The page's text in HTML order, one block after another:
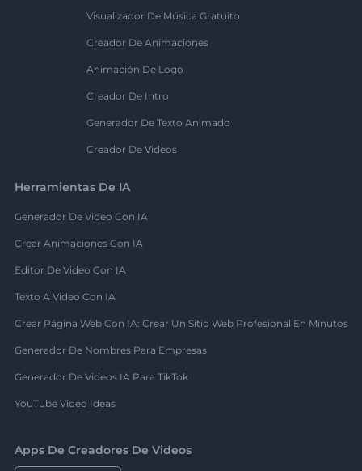
Visualizador De Música Gratuito
Creador De Animaciones
Animación De Logo
Creador De Intro
Generador De Texto Animado
Creador De Videos
Herramientas De IA
Generador De Video Con IA
Crear Animaciones Con IA
Editor De Video Con IA
Texto A Video Con IA
Crear Página Web Con IA: Crear Un Sitio Web Profesional En Minutos
Generador De Nombres Para Empresas
Generador De Videos IA Para TikTok
YouTube Video Ideas
Apps De Creadores De Videos